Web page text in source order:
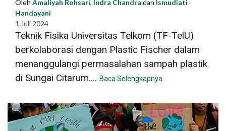
Oleh Amaliyah Rohsari, Indra Chandra dan Ismudiati
Handayani
1 Juli 2024
Teknik Fisika Universitas Telkom (TF-TelU)
berkolaborasi dengan Plastic Fischer dalam
menanggulangi permasalahan sampah plastik
di Sungai Citarum.... Baca Selengkapnya